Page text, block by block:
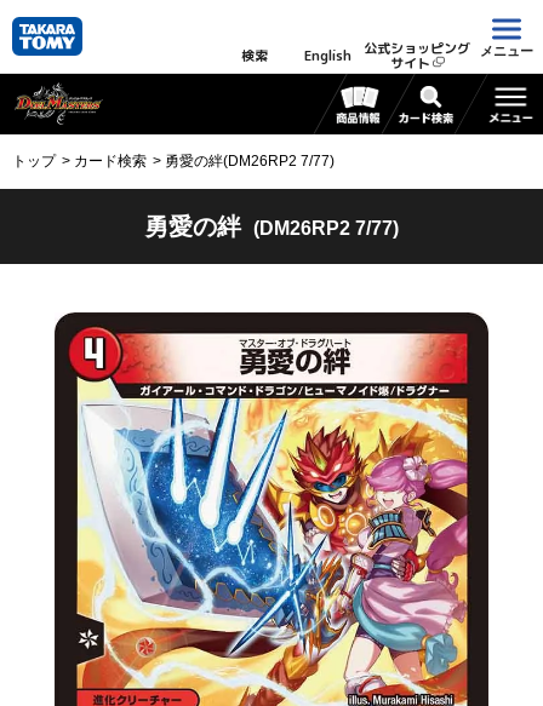
検索 English 公式ショッピング
サイト
メニュー
トップ カード検索 勇愛の絆(DM26RP2 7/77)
勇愛の絆 (DM26RP2 7/77)